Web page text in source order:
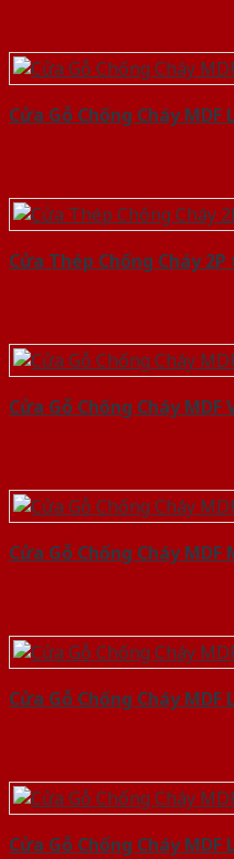
Cửa Gỗ Chống Cháy
Cửa Thép Chống Cháy
Cửa Gỗ Chống Cháy MDF
Cửa Gỗ Chống Cháy
Cửa Gỗ Chống Cháy MDF
Cửa Gỗ Chống Cháy MDF